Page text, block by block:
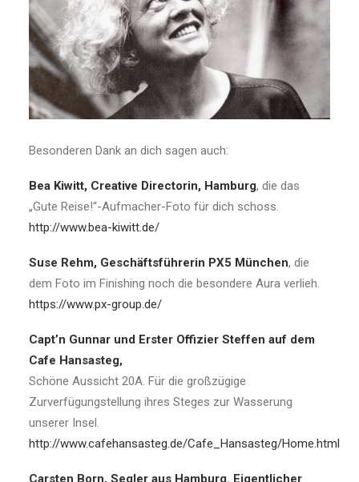
Besonderen Dank an dich sagen auch:
Bea Kiwitt, Creative Directorin, Hamburg, die das
„Gute Reise!“-Aufmacher-Foto für dich schoss.
http://www.bea-kiwitt.de/
Suse Rehm, Geschäftsführerin PX5 München, die
dem Foto im Finishing noch die besondere Aura verlieh.
https://www.px-group.de/
Capt’n Gunnar und Erster Offizier Steffen auf dem
Cafe Hansasteg,
Schöne Aussicht 20A. Für die großzügige
Zurverfügungstellung ihres Steges zur Wasserung
unserer Insel.
http://www.cafehansasteg.de/Cafe_Hansasteg/Home.html
Carsten Born, Segler aus Hamburg. Eigentlicher